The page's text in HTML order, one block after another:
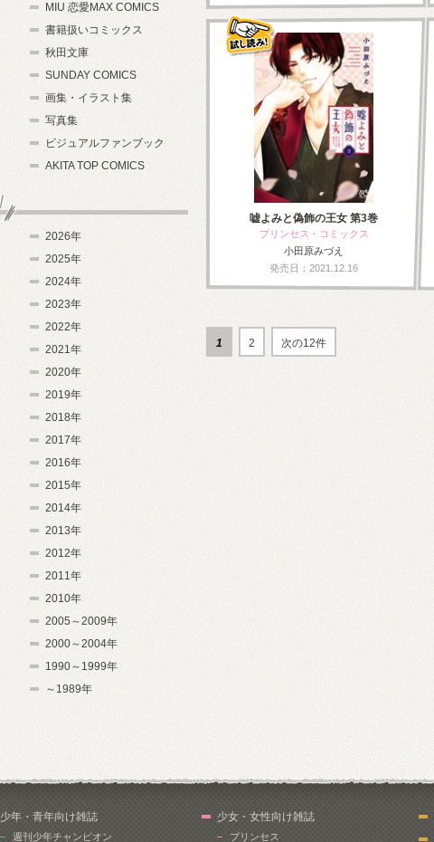
嘘よみと偽飾の王女 第3巻
プリンセス・コミックス
小田原みづえ
発売日：2021.12.16
1 2 次の12件
MIU 恋愛MAX COMICS
書籍扱いコミックス
秋田文庫
SUNDAY COMICS
画集・イラスト集
写真集
ビジュアルファンブック
AKITA TOP COMICS
2026年
2025年
2024年
2023年
2022年
2021年
2020年
2019年
2018年
2017年
2016年
2015年
2014年
2013年
2012年
2011年
2010年
2005～2009年
2000～2004年
1990～1999年
～1989年
少年・青年向け雑誌
週刊少年チャンピオン
少女・女性向け雑誌
プリンセス